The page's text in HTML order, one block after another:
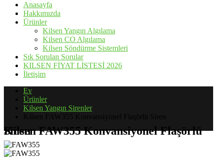
Anasayfa
Hakkımızda
Ürünler
Kilsen Yangın Algılama
Kilsen CO Algılama
Kilsen Söndürme Sistemleri
Sık Sorulan Sorular
KILSEN FİYAT LİSTESİ 2026
İletişim
Ev
Ürünler
Kilsen Yangın Sirenler
Kilsen FAW355 Konvansiyonel Flaşörlü Siren